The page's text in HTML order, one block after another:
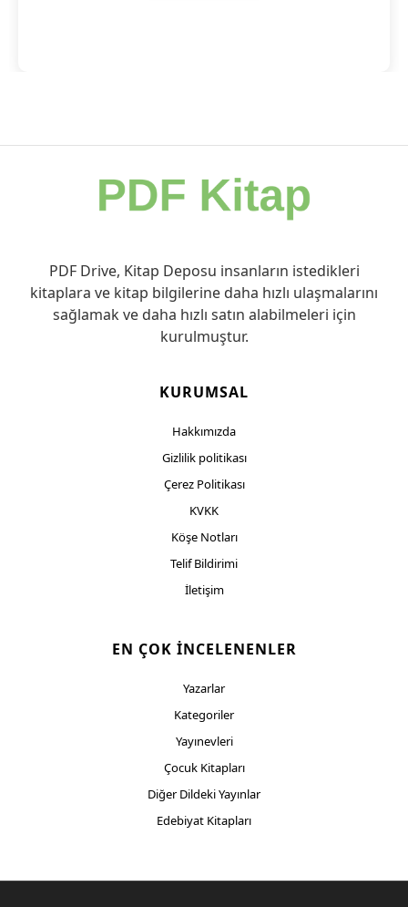
PDF Drive, Kitap Deposu insanların istedikleri
kitaplara ve kitap bilgilerine daha hızlı ulaşmalarını
sağlamak ve daha hızlı satın alabilmeleri için
kurulmuştur.
KURUMSAL
Hakkımızda
Gizlilik politikası
Çerez Politikası
KVKK
Köşe Notları
Telif Bildirimi
İletişim
EN ÇOK İNCELENENLER
Yazarlar
Kategoriler
Yayınevleri
Çocuk Kitapları
Diğer Dildeki Yayınlar
Edebiyat Kitapları